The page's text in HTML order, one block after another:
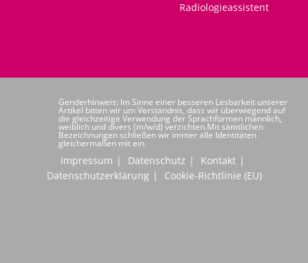
Radiologieassistent
Genderhinweis: Im Sinne einer besseren Lesbarkeit unserer
Artikel bitten wir um Verständnis, dass wir überwiegend auf
die gleichzeitige Verwendung der Sprachformen männlich,
weiblich und divers (m/w/d) verzichten.Mit sämtlichen
Bezeichnungen schließen wir immer alle Identitäten
gleichermaßen mit ein.
Impressum Datenschutz
Kontakt
Datenschutzerklärung
Cookie-Richtlinie (EU)